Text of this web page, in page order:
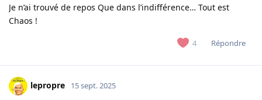
Je n’ai trouvé de repos Que dans l’indifférence… Tout est
Chaos !
4 Répondre
lepropre 15 sept. 2025